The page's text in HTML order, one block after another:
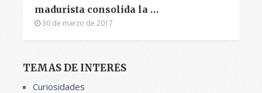
madurista consolida la …
30 de marzo de 2017
TEMÁS DE INTERÉS
Curiosidades